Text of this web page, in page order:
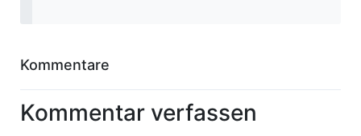
Kommentare
Kommentar verfassen